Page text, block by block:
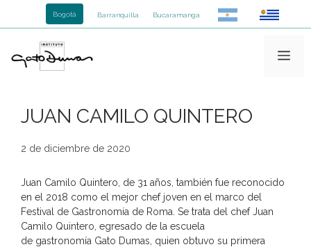
Bogotá Barranquilla Bucaramanga
JUAN CAMILO QUINTERO
2 de diciembre de 2020
Juan Camilo Quintero, de 31 años, también fue reconocido
en el 2018 como el mejor chef joven en el marco del
Festival de Gastronomía de Roma. Se trata del chef Juan
Camilo Quintero, egresado de la escuela
de gastronomía Gato Dumas, quien obtuvo su primera